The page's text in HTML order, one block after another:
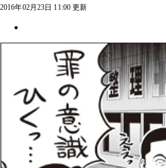
2016年02月23日 11:00 更新